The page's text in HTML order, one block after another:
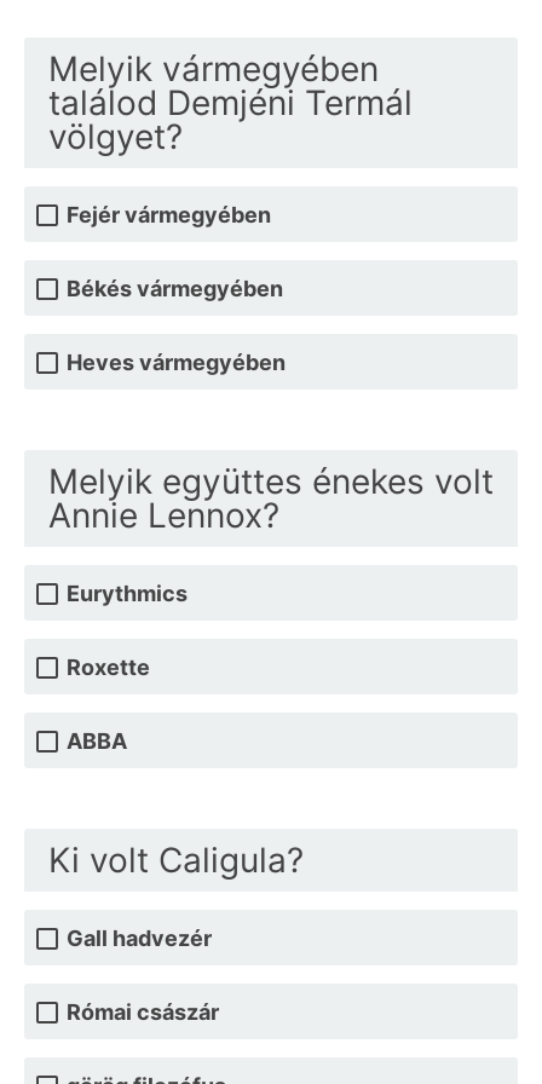
Melyik vármegyében
találod Demjéni Termál
völgyet?
Fejér vármegyében
Békés vármegyében
Heves vármegyében
Melyik együttes énekes volt
Annie Lennox?
Eurythmics
Roxette
ABBA
Ki volt Caligula?
Gall hadvezér
Római császár